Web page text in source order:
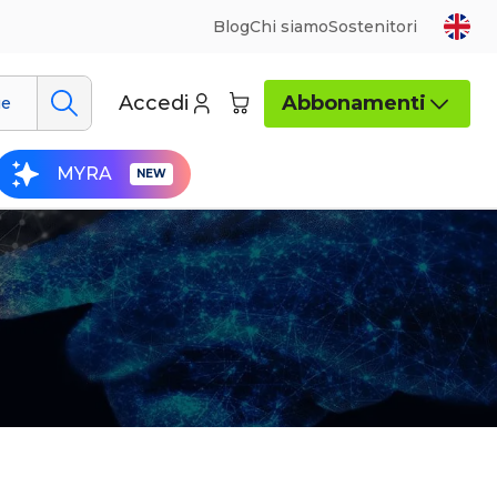
BlogChi siamoSostenitori
Accedi Abbonamenti
MYRA